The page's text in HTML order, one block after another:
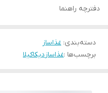
دفترچه راهنما
دسته‌بندی: غذاساز
برچسب‌ها :غذاسازدیکاکیلا